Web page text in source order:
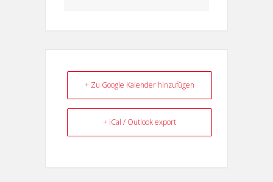
+ Zu Google Kalender hinzufügen
+ iCal / Outlook export